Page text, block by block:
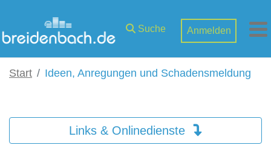
Suche
Anmelden
Start Ideen, Anregungen und Schadensmeldung
Links & Onlinedienste